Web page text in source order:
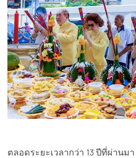
ตลอดระยะเวลากว่า 13 ปีที่ผ่านมา